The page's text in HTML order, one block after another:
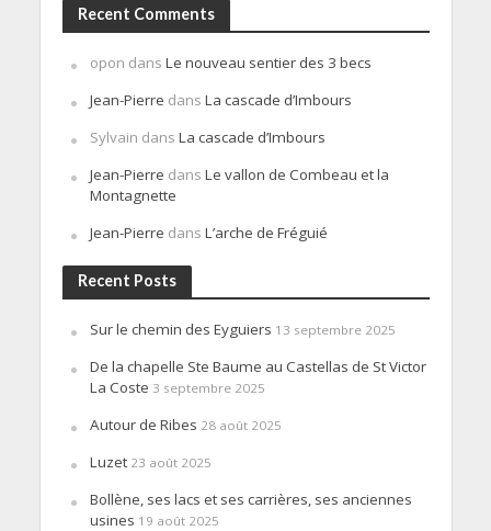
Recent Comments
opon dans Le nouveau sentier des 3 becs
Jean-Pierre dans La cascade d’Imbours
Sylvain dans La cascade d’Imbours
Jean-Pierre dans Le vallon de Combeau et la
Montagnette
Jean-Pierre dans L’arche de Fréguié
Recent Posts
Sur le chemin des Eyguiers 13 septembre 2025
De la chapelle Ste Baume au Castellas de St Victor
La Coste 3 septembre 2025
Autour de Ribes 28 août 2025
Luzet 23 août 2025
Bollène, ses lacs et ses carrières, ses anciennes
usines 19 août 2025